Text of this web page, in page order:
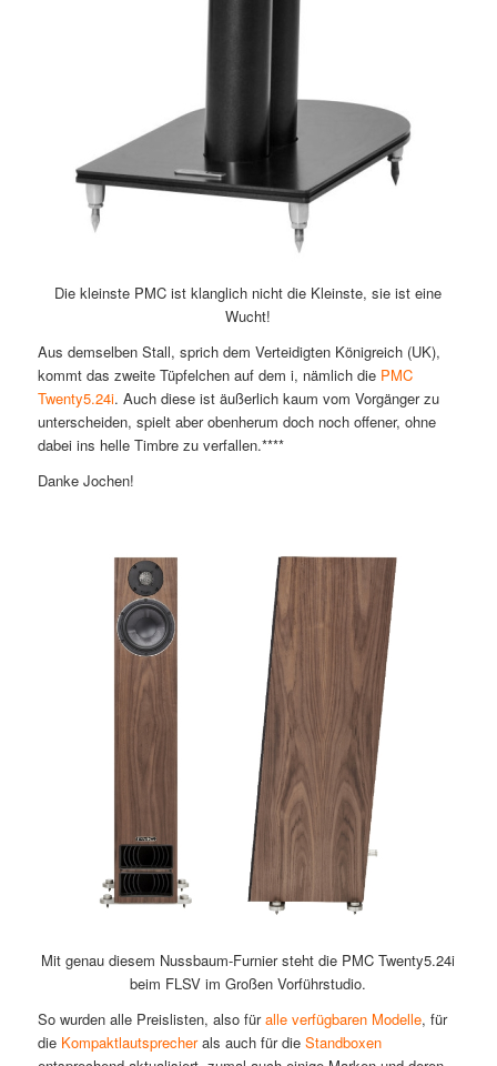
Die kleinste PMC ist klanglich nicht die Kleinste, sie ist eine
Wucht!
Aus demselben Stall, sprich dem Verteidigten Königreich (UK),
kommt das zweite Tüpfelchen auf dem i, nämlich die PMC
Twenty5.24i. Auch diese ist äußerlich kaum vom Vorgänger zu
unterscheiden, spielt aber obenherum doch noch offener, ohne
dabei ins helle Timbre zu verfallen.****
Danke Jochen!
Mit genau diesem Nussbaum-Furnier steht die PMC Twenty5.24i
beim FLSV im Großen Vorführstudio.
So wurden alle Preislisten, also füralle verfügbaren Modelle, für
die Kompaktlautsprecherals auch für die Standboxen